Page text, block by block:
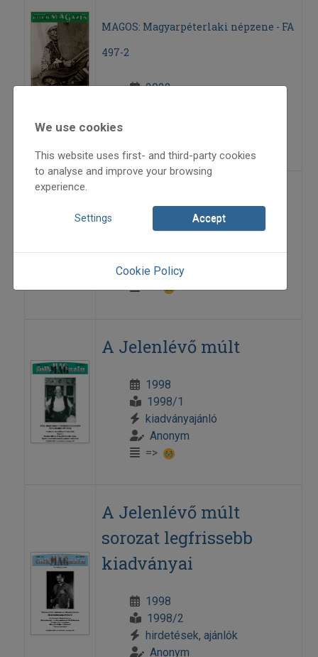
MAGOS: Magyarpéterlaki népzene - FA
497-2
2022
2022/6
Anonym
=>
A Jelenlévő múlt
1998
1998/1
kiadványajánló
Anonym
=>
A Jelenlévő múlt
sorozat legfrissebb
kiadványai
1998
1998/2
hirdetések, ajánlók
Anonym
We use cookies
This website uses first- and third-party cookies
to analyse and improve your browsing
experience.
Settings Accept
Cookie Policy